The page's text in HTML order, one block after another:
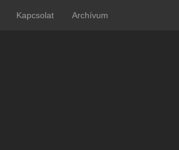
Kapcsolat Archívum